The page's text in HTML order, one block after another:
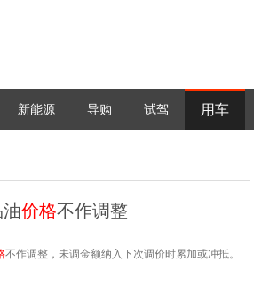
新能源 导购 试驾 用车
价格不作调整
不作调整，未调金额纳入下次调价时累加或冲抵。